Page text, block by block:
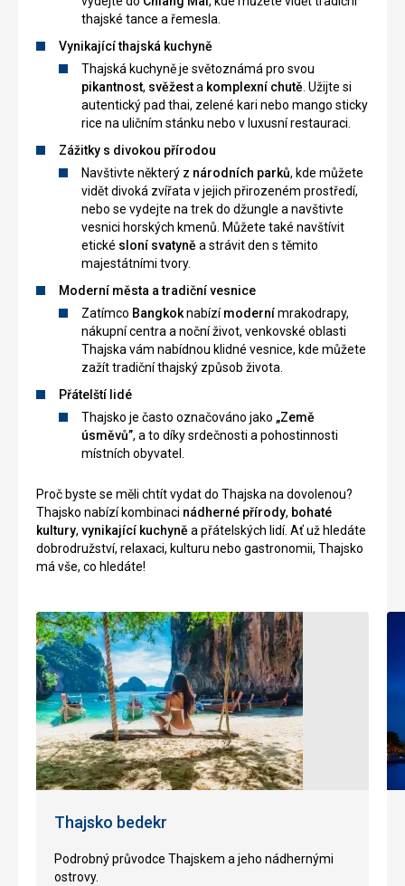
nachází
barů.
Nenáročné
Bezbarierový
přístup
Pláže
thajské tance a řemesla.
Vynikající thajská kuchyně
Thajská kuchyně je světoznámá pro svou
pikantnost, svěžesta komplexní chutě . Užijte si
autentický pad thai, zelené kari nebo mango sticky
rice na uličním stánku nebo v luxusní restauraci.
Zážitky s divokou přírodou
Navštivte některý z národních parků, kde můžete
vidět divoká zvířata v jejich přirozeném prostředí,
nebo se vydejte na trek do džungle a navštivte
vesnici horských kmenů. Můžete také navštívit
etické sloní svatyně a strávit den s těmito
majestátními tvory.
Moderní města a tradiční vesnice
Zatímco Bangkoknabízímodernímrakodrapy,
nákupní centra a noční život, venkovské oblasti
Thajska vám nabídnou klidné vesnice, kde můžete
zažít tradiční thajský způsob života.
Přátelští lidé
Thajsko je často označováno jako „Země
úsměvů”, a to díky srdečnosti a pohostinnosti
místních obyvatel.
Proč byste se měli chtít vydat do Thajska na dovolenou?
Thajsko nabízí kombinaci nádherné přírody, bohaté
kultury, vynikající kuchyně a přátelských lidí. Ať už hledáte
dobrodružství, relaxaci, kulturu nebo gastronomii, Thajsko
má vše, co hledáte!
Thajsko bedekr
Podrobný průvodce Thajskem a jeho nádhernými
ostrovy.